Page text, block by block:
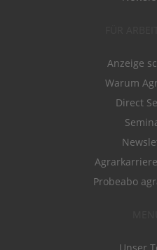
Anzeige
Warum
Direct
Probeabo